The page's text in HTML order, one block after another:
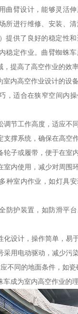
曲臂设计，能够灵活
所进行维修、安装、
提供了良好的稳定性
稳定作业。曲臂蜘蛛
提高了高空作业的效率
内高空作业设计的设
，适合在狭窄空间内
调节工作高度，适应不
支撑系统，确保在高空
轮子或履带，便于在室
内使用，减少对周围
种室内作业，如灯具
防护装置，如防滑平台
设计，操作简单，易于
采用电动驱动，减少污
不同的地面条件，如瓷
成为室内高空作业的理